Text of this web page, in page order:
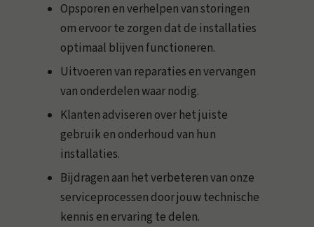
Opsporen en verhelpen van storingen
om ervoor te zorgen dat de installaties
optimaal blijven functioneren.
Uitvoeren van reparaties en vervangen
van onderdelen waar nodig.
Klanten adviseren over het juiste
gebruik en onderhoud van hun
installaties.
Bijdragen aan het verbeteren van onze
serviceprocessen door jouw technische
kennis en ervaring te delen.